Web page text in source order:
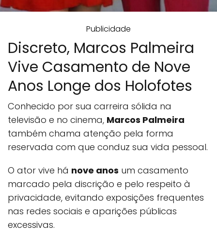
Publicidade
Discreto, Marcos Palmeira
Vive Casamento de Nove
Anos Longe dos Holofotes
Conhecido por sua carreira sólida na
televisão e no cinema, Marcos Palmeira
também chama atenção pela forma
reservada com que conduz sua vida pessoal.
O ator vive há nove anos um casamento
marcado pela discrição e pelo respeito à
privacidade, evitando exposições frequentes
nas redes sociais e aparições públicas
excessivas.